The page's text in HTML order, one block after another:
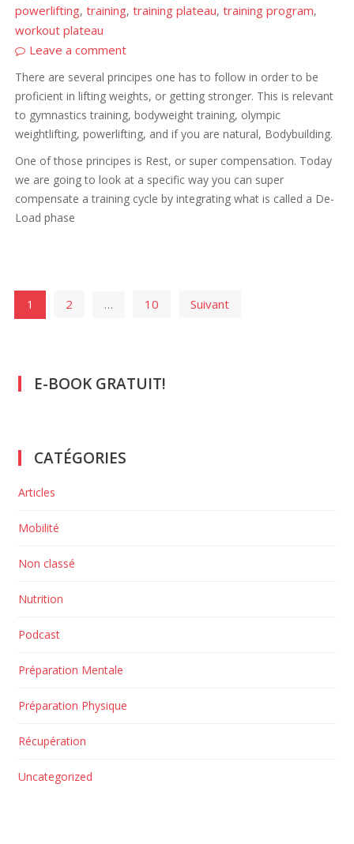
powerlifting,training,training plateau,training program,
workout plateau
Leave a comment
There are several principes one has to follow in order to be
proficient in lifting weights, or getting stronger. This is relevant
to gymnastics training, bodyweight training, olympic
weightlifting, powerlifting, and if you are natural, Bodybuilding.
One of those principes is Rest, or super compensation. Today
we are going to look at a specific way you can super
compensate a training cycle by integrating what is called a De-
Load phase
Navigation
des
1 2 … 10 Suivant
E-BOOK GRATUIT!
CATÉGORIES
Articles
Mobilité
Non classé
Nutrition
Podcast
Préparation Mentale
Préparation Physique
Récupération
Uncategorized